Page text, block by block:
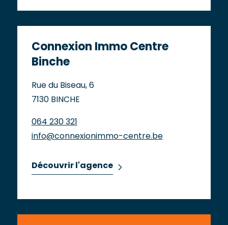
Connexion Immo Centre
Binche
Rue du Biseau, 6
7130 BINCHE
064 230 321
info@connexionimmo-centre.be
Découvrir l'agence